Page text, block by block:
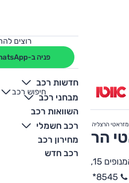
רוצים
פניה ב-WhatsApp
חדשות רכב
מבחני רכב
השוואות רכב
רכב חשמלי
מחירון רכב
רכב חדש
חיפוש רכב
+
-
מזראטי הרצליה
הרצליה
15, הרצליה
8545*